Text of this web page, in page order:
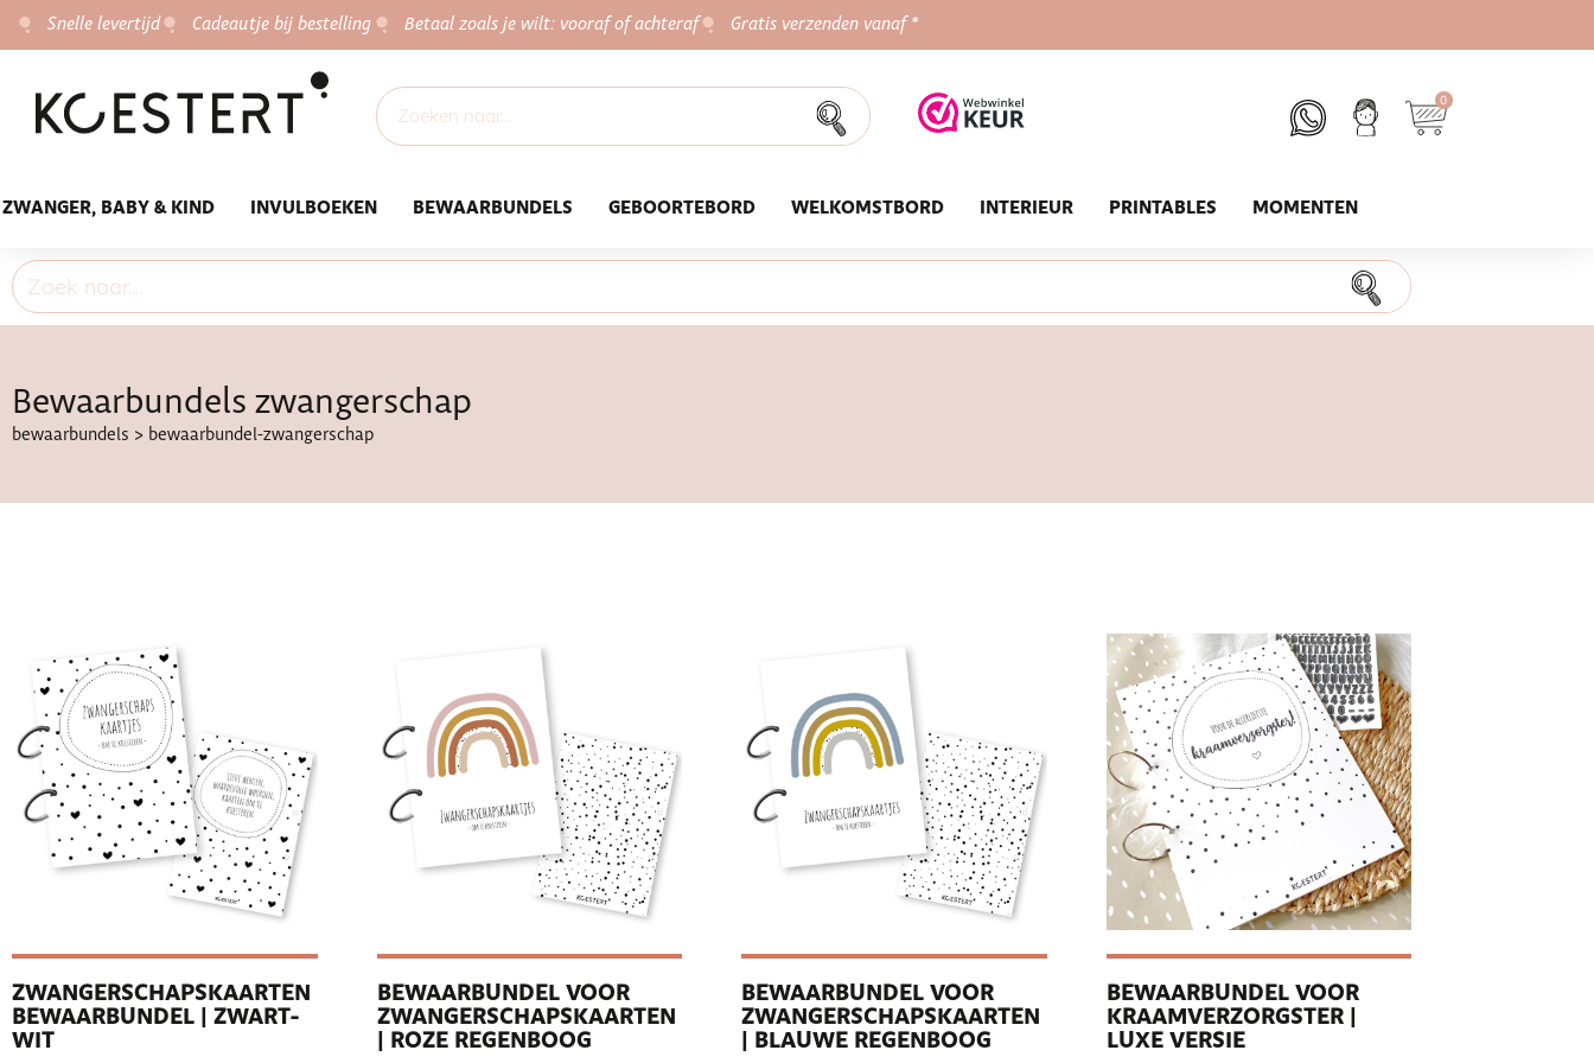
Snelle levertijd Cadeautje bij bestelling Betaal zoals je wilt: vooraf of achteraf Gratis verzenden vanaf *
0
ZWANGER, BABY & KIND INVULBOEKEN BEWAARBUNDELS GEBOORTEBORD WELKOMSTBORD INTERIEUR PRINTABLES MOMENTEN
Bewaarbundels zwangerschap
bewaarbundels > bewaarbundel-zwangerschap
ZWANGERSCHAPSKAARTEN
BEWAARBUNDEL | ZWART-
WIT
BEWAARBUNDEL VOOR
ZWANGERSCHAPSKAARTEN
| ROZE REGENBOOG
BEWAARBUNDEL VOOR
ZWANGERSCHAPSKAARTEN
| BLAUWE REGENBOOG
BEWAARBUNDEL VOOR
KRAAMVERZORGSTER |
LUXE VERSIE